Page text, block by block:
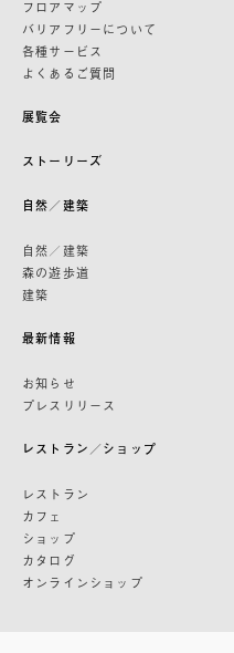
フロアマップ
バリアフリーについて
各種サービス
よくあるご質問
展覧会
ストーリーズ
自然／建築
自然／建築
森の遊歩道
建築
最新情報
お知らせ
プレスリリース
レストラン／ショップ
レストラン
カフェ
ショップ
カタログ
オンラインショップ